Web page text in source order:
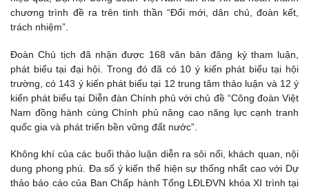
chương trình đề ra trên tinh thần “Đổi mới, dân chủ, đoàn kết,
trách nhiệm”.
Đoàn Chủ tịch đã nhận được 168 văn bản đăng ký tham luận,
phát biểu tại đại hội. Trong đó đã có 10 ý kiến phát biểu tại hội
trường, có 143 ý kiến phát biểu tại 12 trung tâm thảo luận và 12 ý
kiến phát biểu tại Diễn đàn Chính phủ với chủ đề “Công đoàn Việt
Nam đồng hành cùng Chính phủ nâng cao năng lực cạnh tranh
quốc gia và phát triển bền vững đất nước”.
Không khí của các buổi thảo luận diễn ra sôi nổi, khách quan, nội
dung phong phú. Đa số ý kiến thể hiện sự thống nhất cao với Dự
thảo báo cáo của Ban Chấp hành Tổng LĐLĐVN khóa XI trình tại